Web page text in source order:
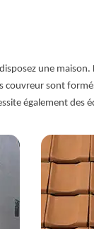
une
sont
également